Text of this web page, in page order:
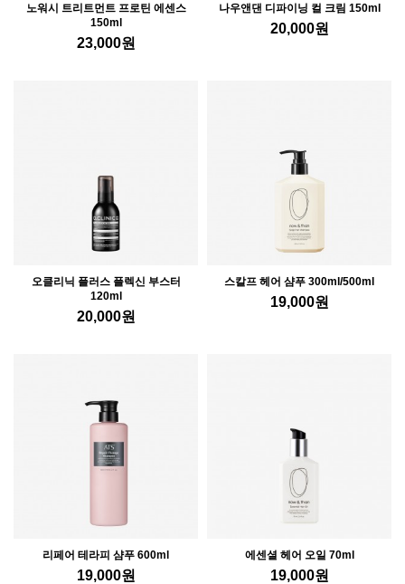
노워시 트리트먼트 프로틴 에센스
150ml
23,000원
나우앤댄 디파이닝 컬 크림 150ml
20,000원
오클리닉 플러스 플렉신 부스터
120ml
20,000원
스칼프 헤어 샴푸 300ml/500ml
19,000원
리페어 테라피 샴푸 600ml
19,000원
에센셜 헤어 오일 70ml
19,000원